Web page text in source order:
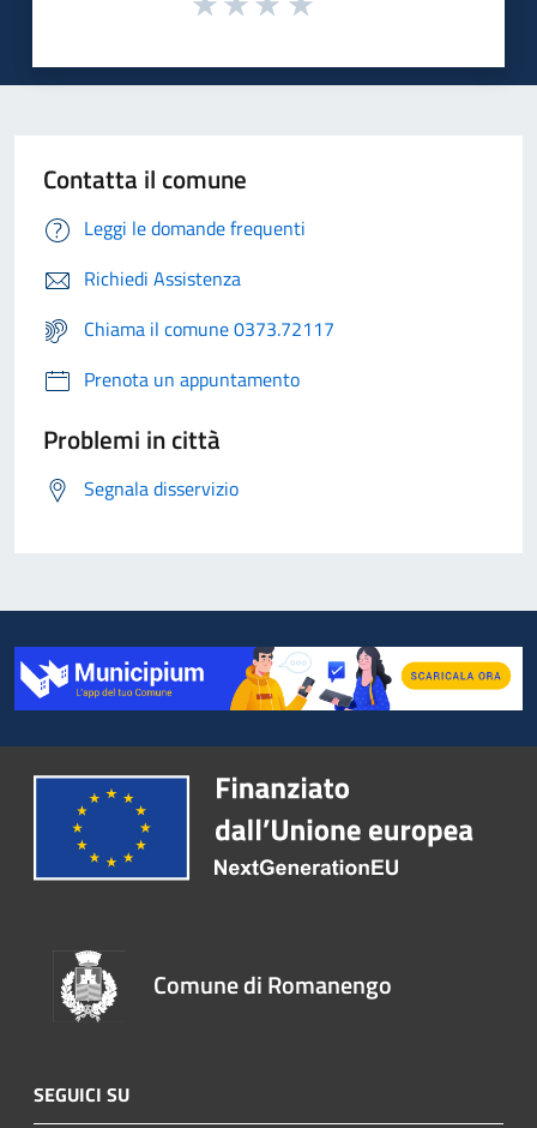
Contatta il comune
Leggi le domande frequenti
Richiedi Assistenza
Chiama il comune 0373.72117
Prenota un appuntamento
Problemi in città
Segnala disservizio
Comune di Romanengo
SEGUICI SU